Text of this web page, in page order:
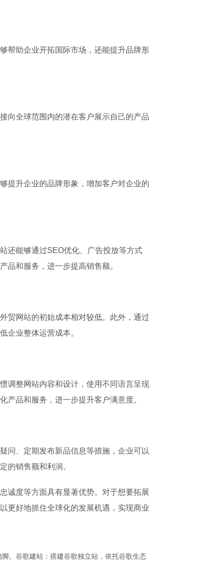
帮助企业开拓国际市场，还能提升品牌形
向全球范围内的潜在客户展示自己的产品
提升企业的品牌形象，增加客户对企业的
还能够通过SEO优化、广告投放等方式
品和服务，进一步提高销售额。
贸网站的初始成本相对较低。此外，通过
企业整体运营成本。
调整网站内容和设计，使用不同语言呈现
产品和服务，进一步提升客户满意度。
问、定期发布新品信息等措施，企业可以
的销售额和利润。
诚度等方面具有显著优势。对于想要拓展
更好地抓住全球化的发展机遇，实现商业
。谷歌建站：搭建谷歌独立站，依托谷歌生态